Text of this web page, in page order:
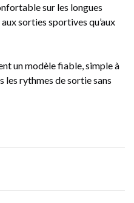
sur les longues
sorties sportives qu’aux
un modèle fiable, simple à
les rythmes de sortie sans